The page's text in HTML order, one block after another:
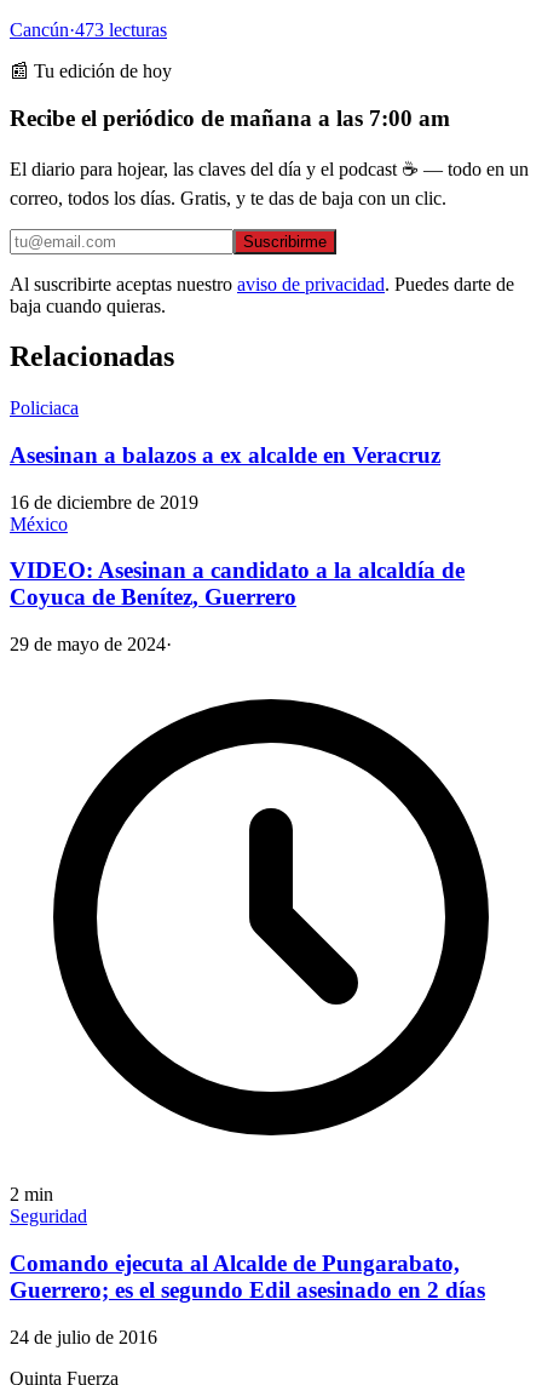
Cancún·473 lecturas
📰 Tu edición de hoy
Recibe el periódico de mañana a las 7:00 am
El diario para hojear, las claves del día y el podcast ☕ — todo en un
correo, todos los días. Gratis, y te das de baja con un clic.
Suscribirme
Al suscribirte aceptas nuestro aviso de privacidad. Puedes darte de
baja cuando quieras.
Relacionadas
Policiaca
Asesinan a balazos a ex alcalde en Veracruz
16 de diciembre de 2019
México
VIDEO: Asesinan a candidato a la alcaldía de
Coyuca de Benítez, Guerrero
29 de mayo de 2024·
2 min
Seguridad
Comando ejecuta al Alcalde de Pungarabato,
Guerrero; es el segundo Edil asesinado en 2 días
24 de julio de 2016
Quinta Fuerza